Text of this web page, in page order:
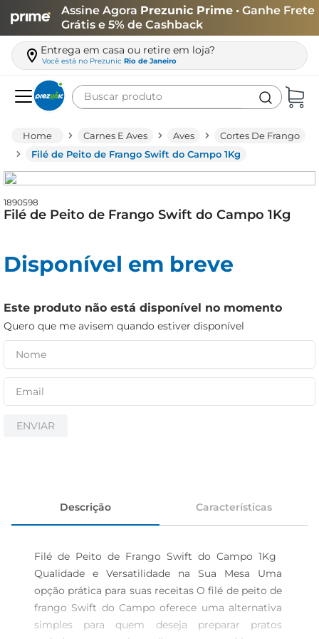
Assine Agora Prezunic Prime • Ganhe Frete
Grátis e 5% de Cashback
Entrega em casa ou retire em loja?
Você está no Prezunic Rio de Janeiro
Buscar produto
Carnes E Aves Aves
Cortes De Frango
Filé de Peito de Frango Swift do Campo 1Kg
1890598
Filé de Peito de Frango Swift do Campo 1Kg
Disponível em breve
Este produto não está disponível no momento
Quero que me avisem quando estiver disponível
ENVIAR
Descrição Características
Filé de Peito de Frango Swift do Campo 1Kg
Qualidade e Versatilidade na Sua Mesa Uma
opção prática para suas receitas O filé de peito de
frango Swift do Campo oferece uma alternativa
simples para quem deseja preparar pratos
leite
queijo
azeite
iogurte
papel higiênico